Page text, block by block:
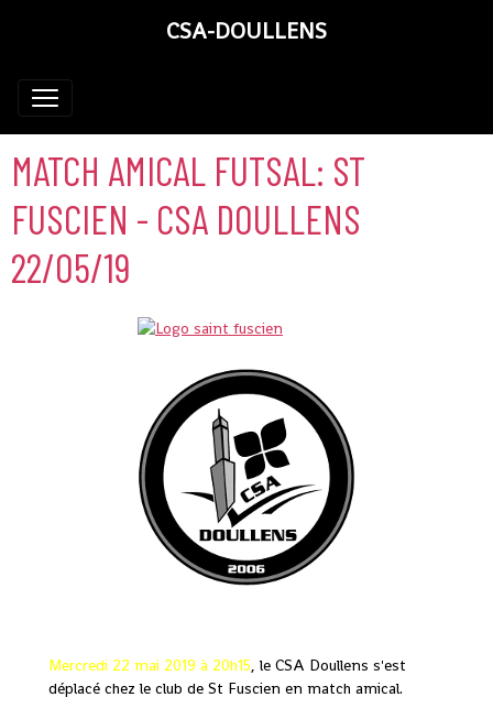
CSA-DOULLENS
MATCH AMICAL FUTSAL: ST
FUSCIEN - CSA DOULLENS
22/05/19
Mercredi 22 mai 2019 à 20h15, le CSA Doullens s'est
déplacé chez le club de St Fuscien en match amical.